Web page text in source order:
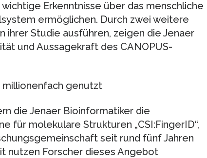
Erkenntnisse über das menschliche
ermöglichen. Durch zwei weitere
ihrer Studie ausführen, zeigen die Jenaer
und Aussagekraft des CANOPUS-
millionenfach genutzt
die Jenaer Bioinformatiker die
für molekulare Strukturen „CSI:FingerID“,
seit rund fünf Jahren
nutzen Forscher dieses Angebot